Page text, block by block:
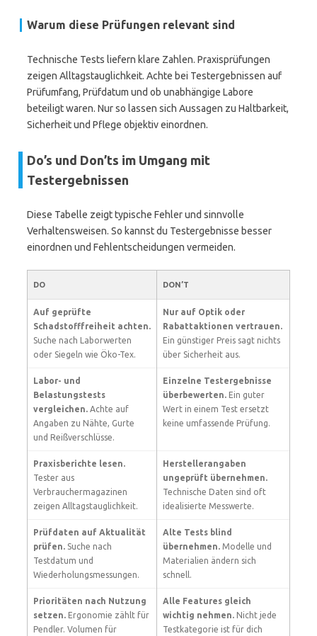
Warum diese Prüfungen relevant sind
Technische Tests liefern klare Zahlen. Praxisprüfungen
zeigen Alltagstauglichkeit. Achte bei Testergebnissen auf
Prüfumfang, Prüfdatum und ob unabhängige Labore
beteiligt waren. Nur so lassen sich Aussagen zu Haltbarkeit,
Sicherheit und Pflege objektiv einordnen.
Do’s und Don’ts im Umgang mit
Testergebnissen
Diese Tabelle zeigt typische Fehler und sinnvolle
Verhaltensweisen. So kannst du Testergebnisse besser
einordnen und Fehlentscheidungen vermeiden.
DO DON’T
Auf geprüfte
Schadstofffreiheit achten.
Suche nach Laborwerten
oder Siegeln wie Öko-Tex.
Nur auf Optik oder
Rabattaktionen vertrauen.
Ein günstiger Preis sagt nichts
über Sicherheit aus.
Labor- und
Belastungstests
vergleichen. Achte auf
Angaben zu Nähte, Gurte
und Reißverschlüsse.
Einzelne Testergebnisse
überbewerten. Ein guter
Wert in einem Test ersetzt
keine umfassende Prüfung.
Praxisberichte lesen.
Tester aus
Verbrauchermagazinen
zeigen Alltagstauglichkeit.
Herstellerangaben
ungeprüft übernehmen.
Technische Daten sind oft
idealisierte Messwerte.
Prüfdaten auf Aktualität
prüfen. Suche nach
Testdatum und
Wiederholungsmessungen.
Alte Tests blind
übernehmen. Modelle und
Materialien ändern sich
schnell.
Prioritäten nach Nutzung
setzen. Ergonomie zählt für
Pendler. Volumen für
Alle Features gleich
wichtig nehmen. Nicht jede
Testkategorie ist für dich